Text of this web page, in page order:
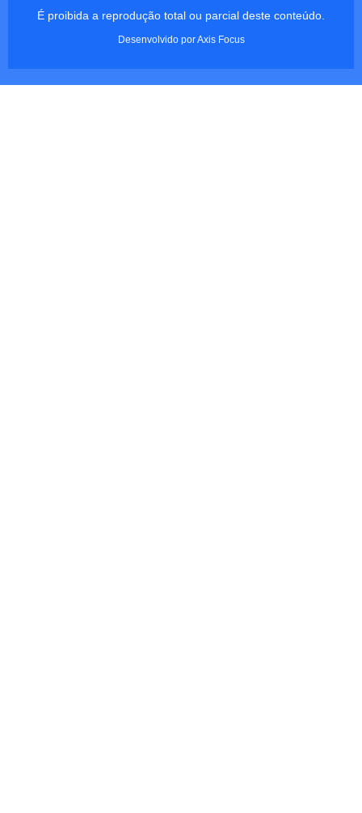
É proibida a reprodução total ou parcial deste conteúdo.
Desenvolvido porAxis Focus